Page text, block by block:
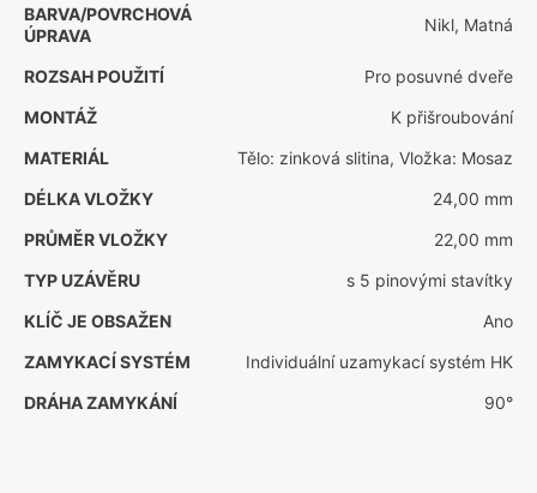
BARVA/POVRCHOVÁ
ÚPRAVA
Nikl, Matná
ROZSAH POUŽITÍ
Pro posuvné dveře
MONTÁŽ
K přišroubování
MATERIÁL
Tělo: zinková slitina, Vložka: Mosaz
DÉLKA VLOŽKY
24,00 mm
PRŮMĚR VLOŽKY
22,00 mm
TYP UZÁVĚRU
s 5 pinovými stavítky
KLÍČ JE OBSAŽEN
Ano
ZAMYKACÍ SYSTÉM
Individuální uzamykací systém HK
DRÁHA ZAMYKÁNÍ
90°